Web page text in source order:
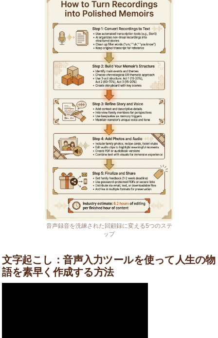
音声録音を洗練された回顧録に変える5つのステ
ップ
文字起こし：音声入力ツールを使って人生の物
語を素早く作成する方法